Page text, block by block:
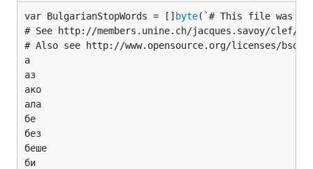
var BulgarianStopWords = [] byte
# See http://members.unine.ch/jacques.savoy/clef/
# Also see http://www.opensource.org/licenses/bsd-
а
аз
ако
ала
бе
без
беше
би